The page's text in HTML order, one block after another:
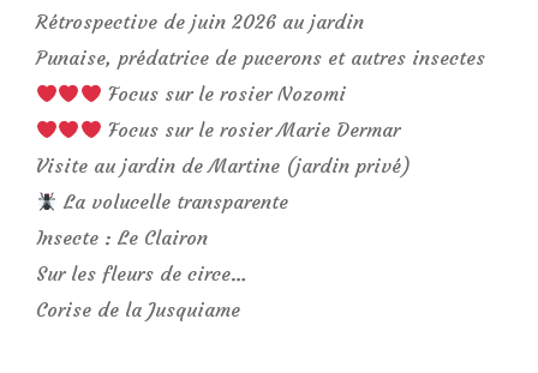
Rétrospective de juin 2026 au jardin
Punaise, prédatrice de pucerons et autres insectes
Focus sur le rosier Nozomi
Focus sur le rosier Marie Dermar
Visite au jardin de Martine (jardin privé)
La volucelle transparente
Insecte : Le Clairon
Sur les fleurs de circe…
Corise de la Jusquiame